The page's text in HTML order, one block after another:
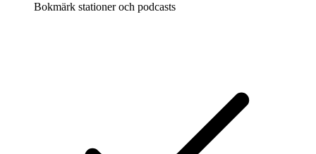
Bokmärk stationer och podcasts